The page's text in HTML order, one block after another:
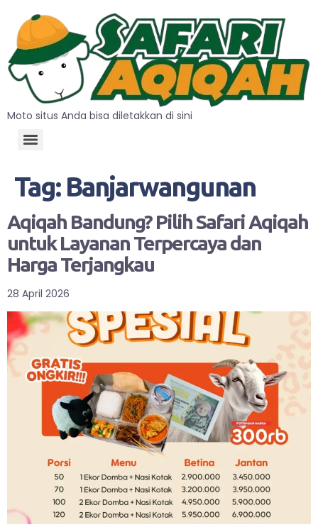
Moto situs Anda bisa diletakkan di sini
Tag: Banjarwangunan
Aqiqah Bandung? Pilih Safari Aqiqah
untuk Layanan Terpercaya dan
Harga Terjangkau
28 April 2026